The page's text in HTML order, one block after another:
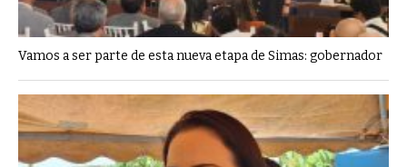
Vamos a ser parte de esta nueva etapa de Simas: gobernador